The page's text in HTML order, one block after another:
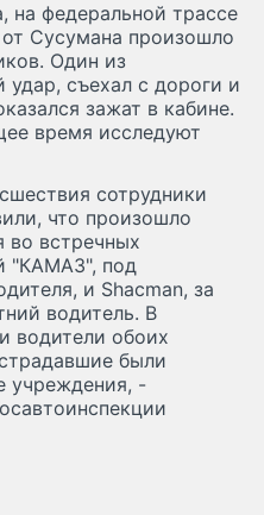
федеральной трассе
Сусумана произошло
Один из
съехал с дороги и
зажат в кабине.
время исследуют
сотрудники
что произошло
во встречных
"КАМАЗ", под
и Shacman, за
водитель. В
водители обоих
были
учреждения, -